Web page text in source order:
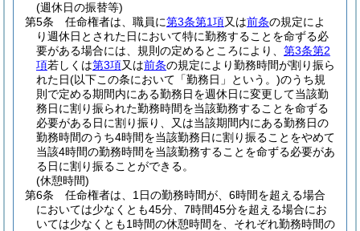
(週休日の振替等)
第5条
任命権者は、職員に第3条第1項又は前条の規定によ
り週休日とされた日において特に勤務することを命ずる必
要がある場合には、規則の定めるところにより、 第3条第2
項若しくは第3項又は前条の規定により勤務時間が割り振ら
れた日(以下この条において「勤務日」という。)のうち規
則で定める期間内にある勤務日を週休日に変更して当該勤
務日に割り振られた勤務時間を当該勤務することを命ずる
必要がある日に割り振り、又は当該期間内にある勤務日の
勤務時間のうち4時間を当該勤務日に割り振ることをやめて
当該4時間の勤務時間を当該勤務することを命ずる必要があ
る日に割り振ることができる。
(休憩時間)
第6条
任命権者は、1日の勤務時間が、6時間を超える場合
においては少なくとも45分、7時間45分を超える場合にお
いては少なくとも1時間の休憩時間を、それぞれ勤務時間の